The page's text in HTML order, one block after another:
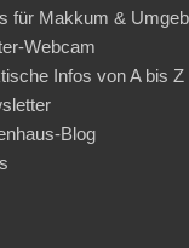
für Makkum &
Webcam
Infos von A bis Z
Blog